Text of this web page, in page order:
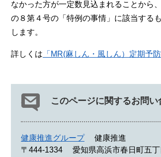
なかった方が一定数見込まれることから
の８第４号の「特例の事情」に該当する
します。
詳しくは 「MR(麻しん・風しん）定期予
このページに関するお問い
健康推進グループ
健康推進
〒444-1334
愛知県高浜市春日町五